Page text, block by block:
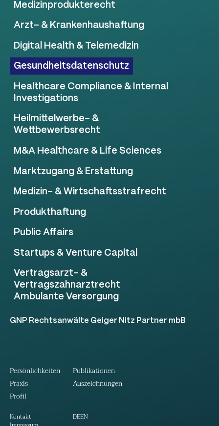
Medizinprodukterecht
Arzt- & Krankenhaushaftung
Digital Health & Telemedizin
Gesundheitsdatenschutz
Healthcare Compliance & Internal
Investigations
Heilmittelwerbe- &
Wettbewerbsrecht
M&A Healthcare & Life Sciences
Marktzugang & Erstattung
Medizin- & Wirtschaftsstrafrecht
Produkthaftung
Public Affairs
Startups & Venture Capital
Vertragsarzt- &
Vertragszahnarztrecht
Ambulante Versorgung
GNP Rechtsanwälte Geiger Nitz Partner mbB
Persönlichkeiten
Praxis
Profil
Kontakt
Publikationen
Auszeichnungen
DEEN